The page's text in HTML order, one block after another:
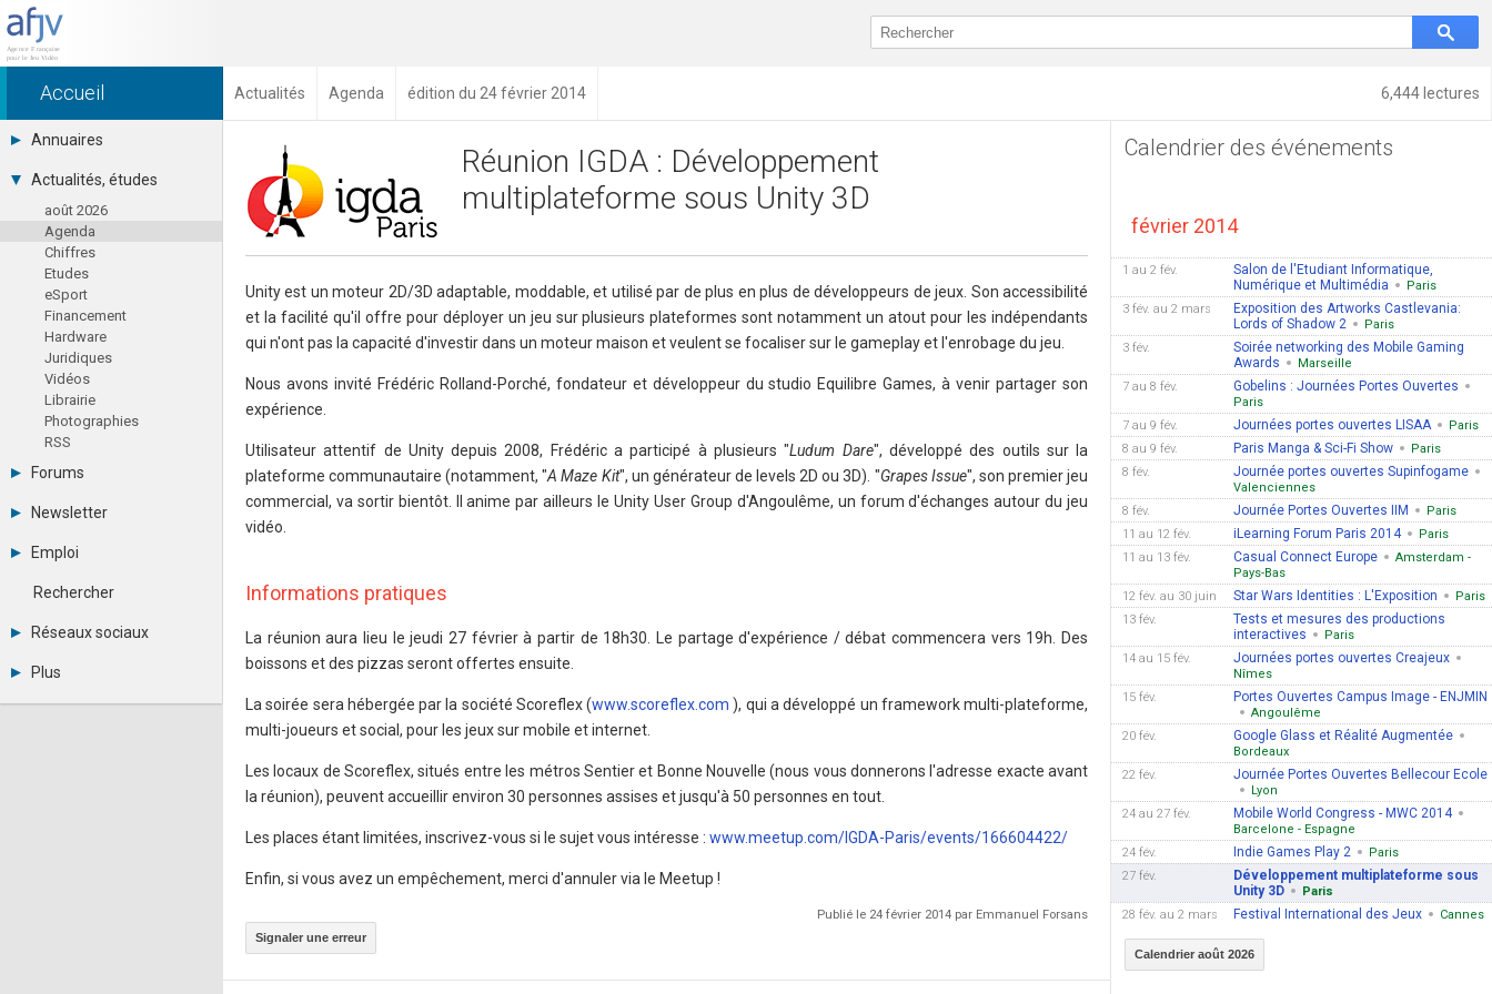
6,444 lectures
Accueil Actualités Agenda édition du 24 février 2014
Annuaires
Toutes les sociétés (691)
Studios (418)
Editeurs (49)
Distributeurs (16)
Hard. / Accessoires (10)
Middlewares (15)
Prestataires (99)
Assoc. / Syndicats (21)
Formations / Ecoles (46)
Presse spécialisée (17)
Actualités, études
août 2026
Agenda
Chiffres
Etudes
eSport
Financement
Hardware
Juridiques
Vidéos
Librairie
Photographies
RSS
Forums
Tous les forums
Se connecter
Messages privés
Contacter un modérateur
Newsletter
Archives
Abonnement
Emploi
Consulter les annonces
Observatoire de l'emploi
Rechercher
Réseaux sociaux
LinkedIn
Plus
Annonceurs
Réunion IGDA : Développement
multiplateforme sous Unity 3D
Unity est un moteur 2D/3D adaptable, moddable, et utilisé par de plus en plus de développeurs de jeux. Son accessibilité
et la facilité qu'il offre pour déployer un jeu sur plusieurs plateformes sont notamment un atout pour les indépendants
qui n'ont pas la capacité d'investir dans un moteur maison et veulent se focaliser sur le gameplay et l'enrobage du jeu.
Nous avons invité Frédéric Rolland-Porché, fondateur et développeur du studio Equilibre Games, à venir partager son
expérience.
Utilisateur attentif de Unity depuis 2008, Frédéric a participé à plusieurs "Ludum Dare", développé des outils sur la
plateforme communautaire (notamment, "A Maze Kit", un générateur de levels 2D ou 3D). "Grapes Issue", son premier jeu
commercial, va sortir bientôt. Il anime par ailleurs le Unity User Group d'Angoulême, un forum d'échanges autour du jeu
vidéo.
Informations pratiques
La réunion aura lieu le jeudi 27 février à partir de 18h30. Le partage d'expérience / débat commencera vers 19h. Des
boissons et des pizzas seront offertes ensuite.
La soirée sera hébergée par la société Scoreflex (www.scoreflex.com ), qui a développé un framework multi-plateforme,
multi-joueurs et social, pour les jeux sur mobile et internet.
Les locaux de Scoreflex, situés entre les métros Sentier et Bonne Nouvelle (nous vous donnerons l'adresse exacte avant
la réunion), peuvent accueillir environ 30 personnes assises et jusqu'à 50 personnes en tout.
Les places étant limitées, inscrivez-vous si le sujet vous intéresse : www.meetup.com/IGDA-Paris/events/166604422/
Enfin, si vous avez un empêchement, merci d'annuler via le Meetup !
Publié le 24 février 2014 par Emmanuel Forsans
Signaler une erreur
Calendrier des événements
février 2014
1 au 2 fév.
Salon de l'Etudiant Informatique,
Numérique et Multimédia
Paris
3 fév. au 2 mars
Exposition des Artworks Castlevania:
Lords of Shadow 2
Paris
3 fév.
Soirée networking des Mobile Gaming
Awards
Marseille
7 au 8 fév.
Gobelins : Journées Portes Ouvertes
Paris
7 au 9 fév.
Journées portes ouvertes LISAA
Paris
8 au 9 fév.
Paris Manga & Sci-Fi Show
Paris
8 fév.
Journée portes ouvertes Supinfogame
Valenciennes
8 fév.
Journée Portes Ouvertes IIM
Paris
11 au 12 fév.
iLearning Forum Paris 2014
Paris
11 au 13 fév.
Casual Connect Europe
Amsterdam -
Pays-Bas
12 fév. au 30 juin
Star Wars Identities : L'Exposition
Paris
13 fév.
Tests et mesures des productions
interactives
Paris
14 au 15 fév.
Journées portes ouvertes Creajeux
Nîmes
15 fév.
Portes Ouvertes Campus Image - ENJMIN
Angoulême
20 fév.
Google Glass et Réalité Augmentée
Bordeaux
22 fév.
Journée Portes Ouvertes Bellecour Ecole
Lyon
24 au 27 fév.
Mobile World Congress - MWC 2014
Barcelone - Espagne
24 fév.
Indie Games Play 2
Paris
27 fév.
Développement multiplateforme sous
Unity 3D
Paris
28 fév. au 2 mars
Festival International des Jeux Cannes
Calendrier août 2026